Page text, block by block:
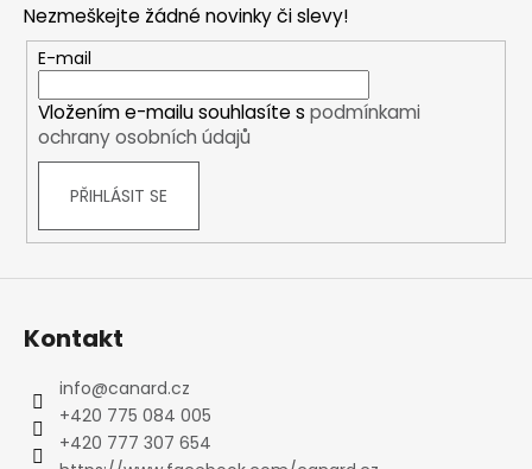
p
r
v
k
y
u
Nezmeškejte žádné novinky či slevy!
E-mail
Vložením e-mailu souhlasíte s podmínkami
ochrany osobních údajů
PŘIHLÁSIT SE
Kontakt
info@canard.cz
+420 775 084 005
+420 777 307 654